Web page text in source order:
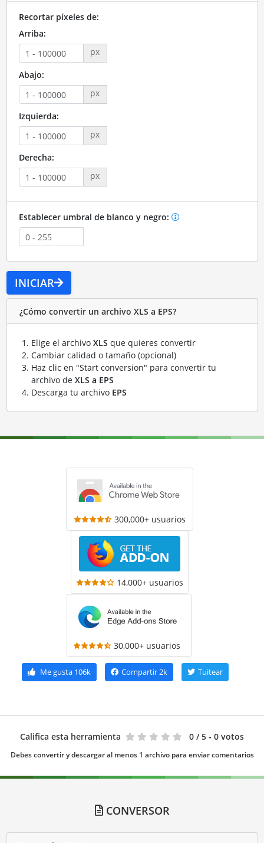
Recortar píxeles de:
Arriba:
px
Abajo:
px
Izquierda:
px
Derecha:
px
Establecer umbral de blanco y negro:
INICIAR
¿Cómo convertir un archivo XLS a EPS?
Elige el archivo XLS que quieres convertir
Cambiar calidad o tamaño (opcional)
Haz clic en "Start conversion" para convertir tu
archivo de XLS a EPS
Descarga tu archivo EPS
300,000+ usuarios
14,000+ usuarios
30,000+ usuarios
Me gusta106k Compartir2k Tuitear
Califica esta herramienta 0 / 5 - 0 votos
Debes convertir y descargar al menos 1 archivo para enviar comentarios
CONVERSOR